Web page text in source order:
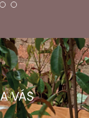
VÁS